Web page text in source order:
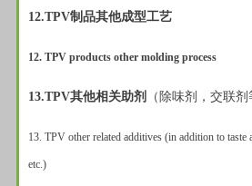
12.TPV制品其他成型工艺
12. TPV products other molding process
13.TPV其他相关助剂 （除味剂，交联剂
13. TPV other related additives (in addition to taste
etc.)